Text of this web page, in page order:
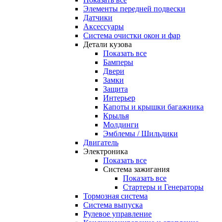
Элементы передней подвески
Датчики
Аксессуары
Система очистки окон и фар
Детали кузова
Показать все
Бамперы
Двери
Замки
Защита
Интерьер
Капоты и крышки багажника
Крылья
Молдинги
Эмблемы / Шильдики
Двигатель
Электроника
Показать все
Система зажигания
Показать все
Стартеры и Генераторы
Тормозная система
Система выпуска
Рулевое управление